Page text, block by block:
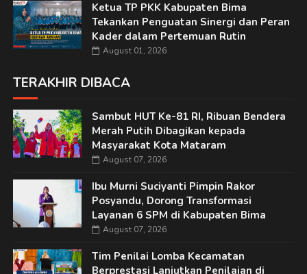
Ketua TP PKK Kabupaten Bima
Tekankan Penguatan Sinergi dan Peran
Kader dalam Pertemuan Rutin
August 01, 2026
TERAKHIR DIBACA
Sambut HUT Ke-81 RI, Ribuan Bendera
Merah Putih Dibagikan kepada
Masyarakat Kota Mataram
August 07, 2026
Ibu Murni Suciyanti Pimpin Rakor
Posyandu, Dorong Transformasi
Layanan 6 SPM di Kabupaten Bima
August 07, 2026
Tim Penilai Lomba Kecamatan
Berprestasi Lanjutkan Penilaian di